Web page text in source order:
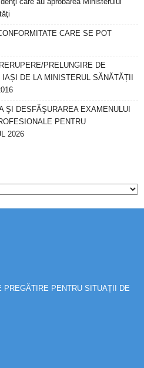
CARE SE POT
PRELUNGIRE DE
DE LA MINISTERUL SĂNĂTĂȚII
ŞI DESFĂŞURAREA EXAMENULUI
PENTRU
2026
PREGĂTIRE PENTRU SITUAȚII DE